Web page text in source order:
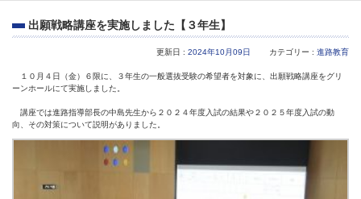
出願戦略講座を実施しました【３年生】
更新日 : 2024年10月09日 カテゴリー : 進路教育
１０月４日（金）６限に、３年生の一般選抜受験の希望者を対象に、出願戦略講座をグリ
ーンホールにて実施しました。
講座では進路指導部長の中島先生から２０２４年度入試の結果や２０２５年度入試の動
向、その対策について説明がありました。